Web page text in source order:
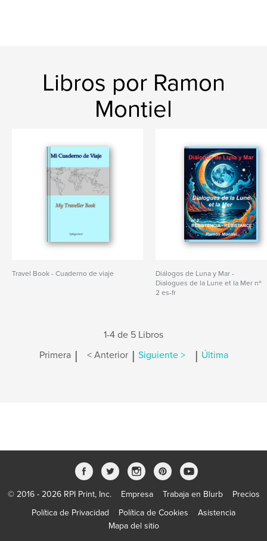
Libros por Ramon
Montiel
Travel Book - Cuaderno de viaje
Diálogos de Luna y Mar -
Dialogues de la Lune et la Mer nº
2 es-fr
1-4 de 5 Libros
Primera | < Anterior | Siguiente > | Última
© 2016 - 2026 RPI Print, Inc. Empresa Trabaja en Blurb
Precios
Política de Privacidad
Política de Cookies
Asistencia
Mapa del sitio